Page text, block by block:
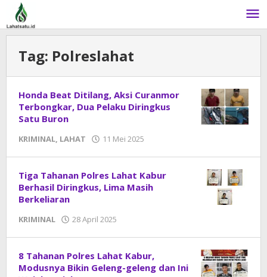
Lewati
konten
Tag: Polreslahat
Honda Beat Ditilang, Aksi Curanmor
Terbongkar, Dua Pelaku Diringkus
Satu Buron
KRIMINAL, LAHAT 11 Mei 2025
Tiga Tahanan Polres Lahat Kabur
Berhasil Diringkus, Lima Masih
Berkeliaran
KRIMINAL 28 April 2025
8 Tahanan Polres Lahat Kabur,
Modusnya Bikin Geleng-geleng dan Ini